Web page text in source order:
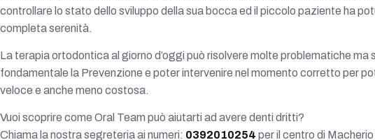
controllare lo stato dello sviluppo della sua bocca ed il piccolo paziente ha
completa serenità.
La terapia ortodontica al giorno d’oggi può risolvere molte problematiche
fondamentale la Prevenzione e poter intervenire nel momento corretto per
veloce e anche meno costosa.
Vuoi scoprire come Oral Team può aiutarti ad avere denti dritti?
Chiama la nostra segreteria ai numeri: 0392010254 per il centro di